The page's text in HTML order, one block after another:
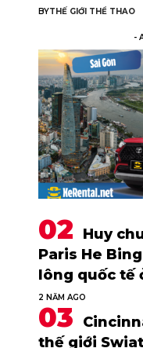
BYTHẾ GIỚI THỂ THAO
-
Huy
Paris He
lông quốc tế
2 NĂM AGO
thế giới